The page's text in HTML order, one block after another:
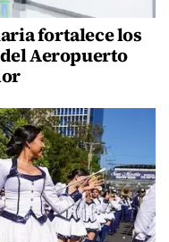
fortalece los
Aeropuerto